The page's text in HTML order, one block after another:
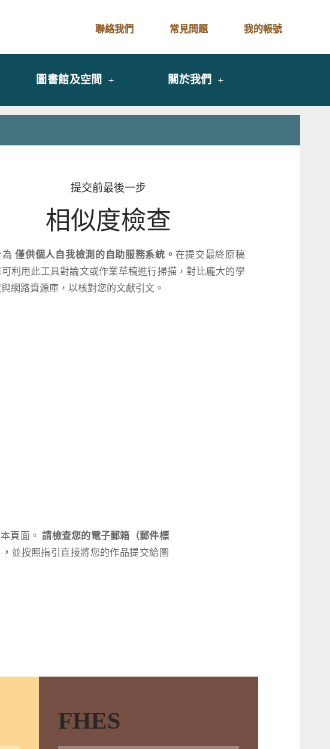
聯絡我們 常見問題 我的帳號
圖書館及空間 關於我們
提交前最後一步
相似度檢查
為僅供個人自我檢測的自助服務系統。 在提交最終原稿
利用此工具對論文或作業草稿進行掃描，對比龐大的學
網路資源庫，以核對您的文獻引文。
頁面。請檢查您的電子郵箱（郵件標
並按照指引直接將您的作品提交給圖
FHES